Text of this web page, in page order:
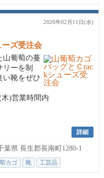
2026年02月11日(水)
ズ受注会
山葡萄の蔓
ーを制
い靴をぜひ
)営業時間内
詳細
葉県 長生郡長南町1280-1
カゴ 靴 工芸品